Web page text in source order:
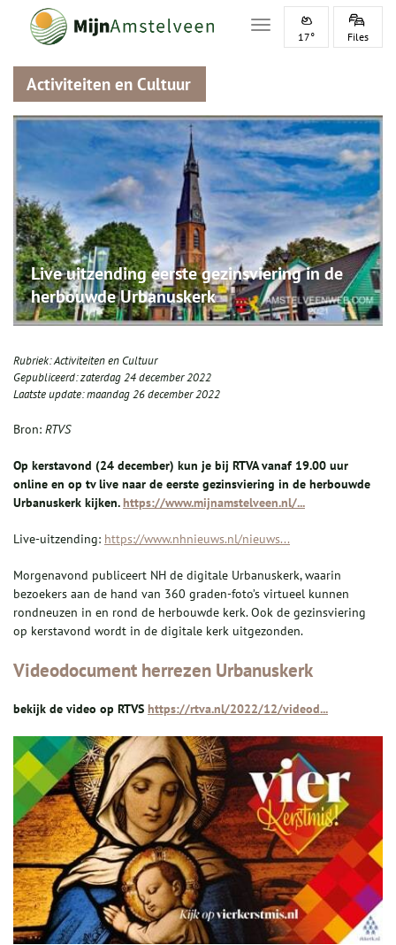
Toggle navigation
17° Files
Activiteiten en Cultuur
Live uitzending eerste gezinsviering in de
herbouwde Urbanuskerk
Rubriek:Activiteiten en Cultuur
Gepubliceerd:zaterdag 24 december 2022
Laatste update:maandag 26 december 2022
Bron: RTVS
Op kerstavond (24 december) kun je bij RTVA vanaf 19.00 uur
online en op tv live naar de eerste gezinsviering in de herbouwde
Urbanuskerk kijken.https://www.mijnamstelveen.nl/...
Live-uitzending: https://www.nhnieuws.nl/nieuws...
Morgenavond publiceert NH de digitale Urbanuskerk, waarin
bezoekers aan de hand van 360 graden-foto’s virtueel kunnen
rondneuzen in en rond de herbouwde kerk. Ook de gezinsviering
op kerstavond wordt in de digitale kerk uitgezonden.
Videodocument herrezen Urbanuskerk
bekijk de video op RTVS https://rtva.nl/2022/12/videod...